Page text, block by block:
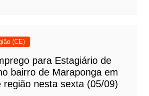
(CE)
para Estagiário de
bairro de Maraponga em
região nesta sexta (05/09)